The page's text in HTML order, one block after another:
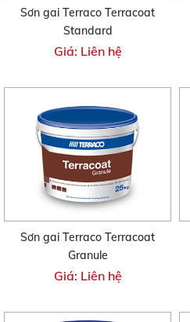
Sơn gai Terraco Terracoat
Standard
Giá: Liên hệ
Sơn gai Terraco Terracoat
Granule
Giá: Liên hệ